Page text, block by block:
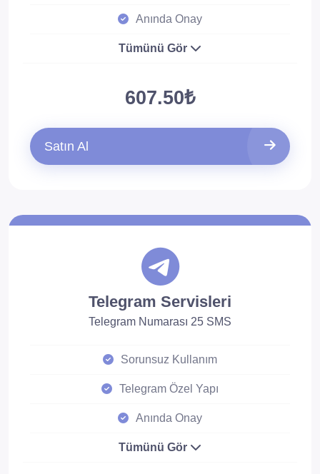
Anında Onay
Tümünü Gör
607.50₺
Satın Al
Telegram Servisleri
Telegram Numarası 25 SMS
Sorunsuz Kullanım
Telegram Özel Yapı
Anında Onay
Tümünü Gör